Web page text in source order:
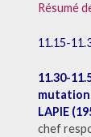
Résumé
11.15-
11.30-
mutation
LAPIE
chef